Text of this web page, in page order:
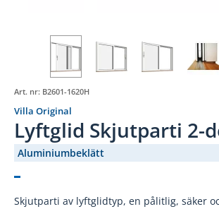
Art. nr: B2601-1620H
Villa Original
Lyftglid Skjutparti 2-
Aluminiumbeklätt
Skjutparti av lyftglidtyp, en pålitlig, säker